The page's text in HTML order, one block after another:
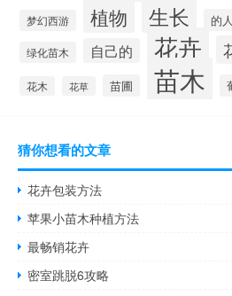
梦幻西游
植物 生长 的人
绿化苗木 自己的 花卉
花木 花草 苗圃 苗木
猜你想看的文章
花卉包装方法
苹果小苗木种植方法
最畅销花卉
密室跳脱6攻略